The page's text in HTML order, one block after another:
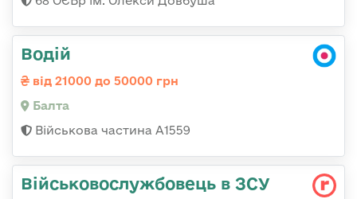
Водій
від 21000 до 50000 грн
Балта
Військова частина А1559
Військовослужбовець в ЗСУ